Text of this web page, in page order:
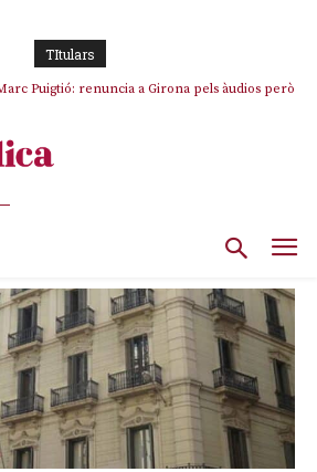
TItulars
Puigtió: renuncia a Girona pels àudios però
quedi “fora” del repartiment dels menors